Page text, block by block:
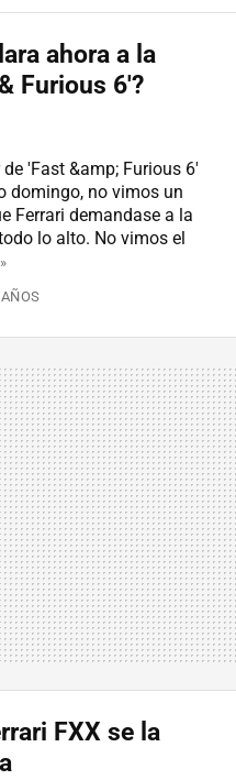
ahora a la
Furious 6'?
'Fast &amp; Furious 6'
domingo, no vimos un
Ferrari demandase a la
lo alto. No vimos el
FXX se la